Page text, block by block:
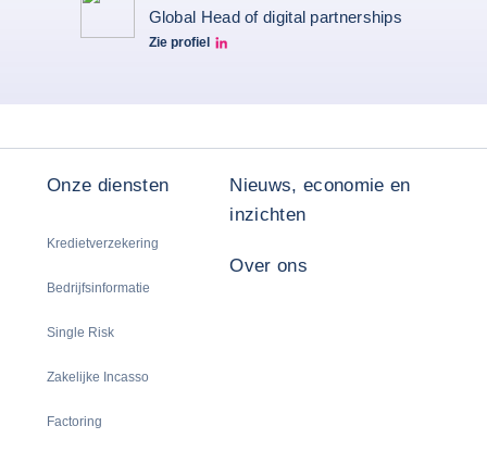
Global Head of digital partnerships
Zie profiel
Theo Van Der Ha LinkedIn
Onze diensten
Kredietverzekering
Bedrijfsinformatie
Single Risk
Zakelijke Incasso
Factoring
Nieuws, economie en
inzichten
Over ons